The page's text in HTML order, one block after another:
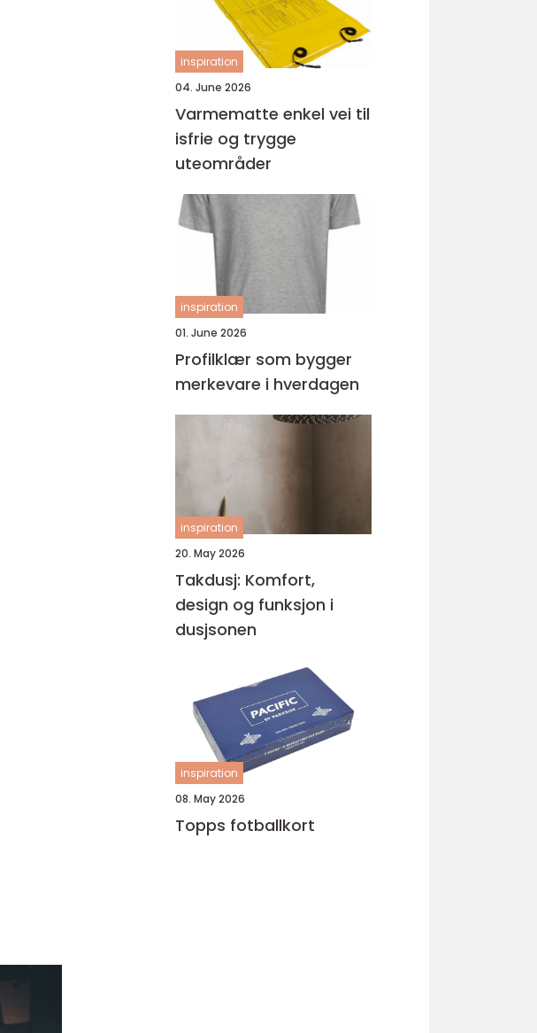
inspiration
04. June 2026
Varmematte enkel vei til
isfrie og trygge
uteområder
inspiration
01. June 2026
Profilklær som bygger
merkevare i hverdagen
inspiration
20. May 2026
Takdusj: Komfort,
design og funksjon i
dusjsonen
inspiration
08. May 2026
Topps fotballkort